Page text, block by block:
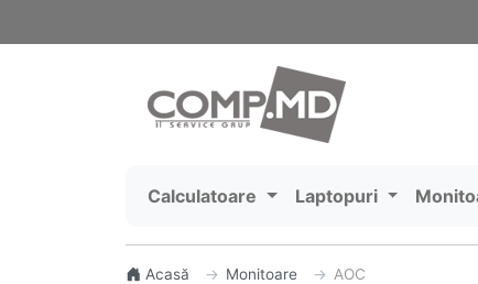
Calculatoare Laptopuri
Acasă Monitoare AOC